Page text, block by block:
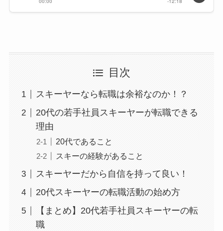
目次
スキーヤーなら転職は余裕なのか！？
20代の若手社員スキーヤーが転職できる
理由
20代であること
スキーの経験があること
スキーヤーだから自信を持って良い！
20代スキーヤーの転職活動の始め方
【まとめ】20代若手社員スキーヤーの転
職